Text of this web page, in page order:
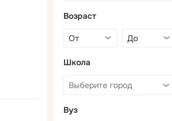
Возраст
Школа
Вуз